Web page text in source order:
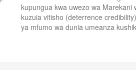
kupungua kwa uwezo wa Marekani
kuzuia vitisho (deterrence
ya mfumo wa dunia umeanza